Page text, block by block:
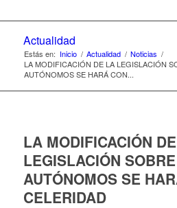
Actualidad
Estás en: Inicio / Actualidad / Noticias /
LA MODIFICACIÓN DE LA LEGISLACIÓN
AUTÓNOMOS SE HARÁ CON...
LA MODIFICACIÓN
LEGISLACIÓN
AUTÓNOMOS SE
CELERIDAD